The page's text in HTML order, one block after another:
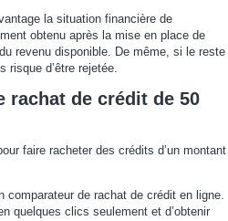
la situation financière de
obtenu après la mise en place de
revenu disponible. De même, si le reste
risque d’être rejetée.
rachat de crédit de 50
faire racheter des crédits d’un montant
de rachat de crédit en ligne.
quelques clics seulement et d’obtenir